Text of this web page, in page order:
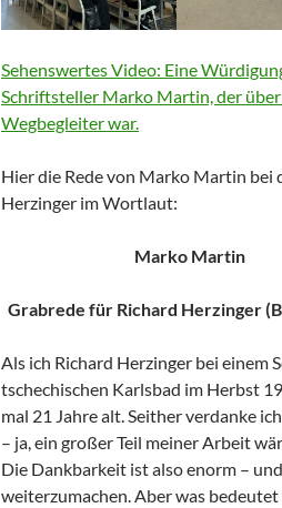
Sehenswertes Video: Eine
Schriftsteller Marko Martin, der
Wegbegleiter war.
Hier die Rede von Marko Martin bei
Herzinger im Wortlaut:
Marko Martin
Grabrede für Richard Herzinger
Als ich Richard Herzinger bei einem
tschechischen Karlsbad im Herbst
mal 21 Jahre alt. Seither verdanke
– ja, ein großer Teil meiner Arbeit
Die Dankbarkeit ist also enorm –
weiterzumachen. Aber was bedeutet